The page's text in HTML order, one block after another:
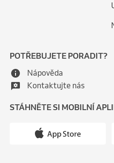
POTŘEBUJETE PORADIT?
Nápověda
Kontaktujte nás
STÁHNĚTE SI MOBILNÍ